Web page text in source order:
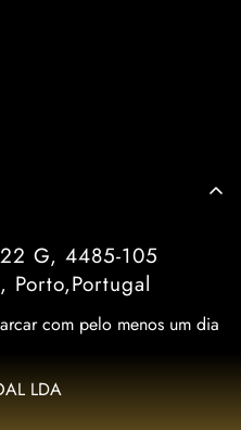
G, 4485-105
Porto,Portugal
com pelo menos um dia
LDA